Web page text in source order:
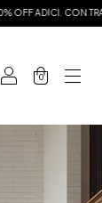
CON
0